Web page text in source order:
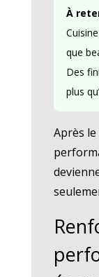
À
que
Des
plus
Après le